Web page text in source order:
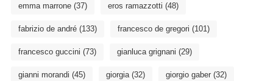
emma marrone(37) eros ramazzotti (48)
fabrizio de andré(133) francesco de gregori (101)
francesco guccini (73) gianluca grignani (29)
gianni morandi (45) giorgia(32) giorgio gaber(32)